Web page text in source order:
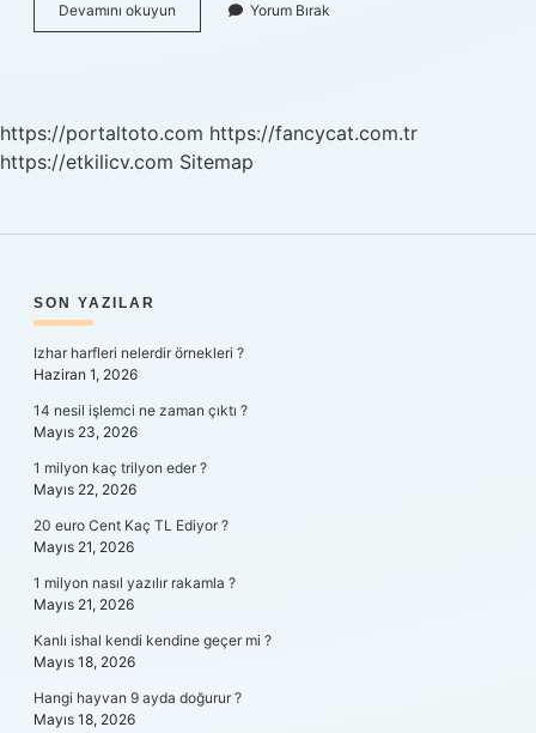
Devamını okuyun
Aynada
Yorum Bırak
https://portaltoto.com https://fancycat.com.tr
https://etkilicv.com Sitemap
SIDEBAR
SON YAZILAR
Izhar harfleri nelerdir örnekleri ?
Haziran 1, 2026
14 nesil işlemci ne zaman çıktı ?
Mayıs 23, 2026
1 milyon kaç trilyon eder ?
Mayıs 22, 2026
20 euro Cent Kaç TL Ediyor ?
Mayıs 21, 2026
1 milyon nasıl yazılır rakamla ?
Mayıs 21, 2026
Kanlı ishal kendi kendine geçer mi ?
Mayıs 18, 2026
Hangi hayvan 9 ayda doğurur ?
Mayıs 18, 2026